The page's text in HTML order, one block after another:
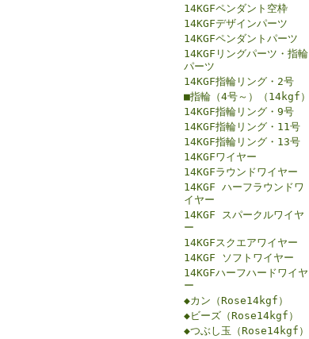
14KGFペンダント空枠
14KGFデザインパーツ
14KGFペンダントパーツ
14KGFリングパーツ・指輪
パーツ
14KGF指輪リング・2号
■指輪（4号～）（14kgf）
14KGF指輪リング・9号
14KGF指輪リング・11号
14KGF指輪リング・13号
14KGFワイヤー
14KGFラウンドワイヤー
14KGF ハーフラウンドワ
イヤー
14KGF スパークルワイヤ
ー
14KGFスクエアワイヤー
14KGF ソフトワイヤー
14KGFハーフハードワイヤ
ー
◆カン（Rose14kgf）
◆ビーズ（Rose14kgf）
◆つぶし玉（Rose14kgf）